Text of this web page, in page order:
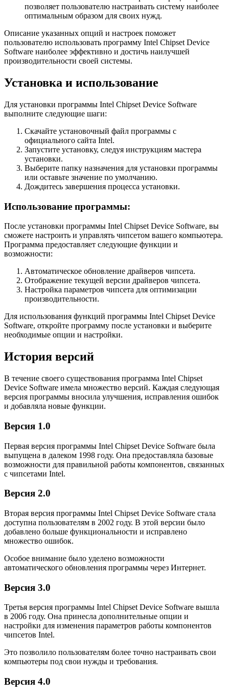
позволяет пользователю настраивать систему наиболее
оптимальным образом для своих нужд.
Описание указанных опций и настроек поможет
пользователю использовать программу Intel Chipset Device
Software наиболее эффективно и достичь наилучшей
производительности своей системы.
Установка и использование
Для установки программы Intel Chipset Device Software
выполните следующие шаги:
Скачайте установочный файл программы с
официального сайта Intel.
Запустите установку, следуя инструкциям мастера
установки.
Выберите папку назначения для установки программы
или оставьте значение по умолчанию.
Дождитесь завершения процесса установки.
Использование программы:
После установки программы Intel Chipset Device Software, вы
сможете настроить и управлять чипсетом вашего компьютера.
Программа предоставляет следующие функции и
возможности:
Автоматическое обновление драйверов чипсета.
Отображение текущей версии драйверов чипсета.
Настройка параметров чипсета для оптимизации
производительности.
Для использования функций программы Intel Chipset Device
Software, откройте программу после установки и выберите
необходимые опции и настройки.
История версий
В течение своего существования программа Intel Chipset
Device Software имела множество версий. Каждая следующая
версия программы вносила улучшения, исправления ошибок
и добавляла новые функции.
Версия 1.0
Первая версия программы Intel Chipset Device Software была
выпущена в далеком 1998 году. Она предоставляла базовые
возможности для правильной работы компонентов, связанных
с чипсетами Intel.
Версия 2.0
Вторая версия программы Intel Chipset Device Software стала
доступна пользователям в 2002 году. В этой версии было
добавлено больше функциональности и исправлено
множество ошибок.
Особое внимание было уделено возможности
автоматического обновления программы через Интернет.
Версия 3.0
Третья версия программы Intel Chipset Device Software вышла
в 2006 году. Она принесла дополнительные опции и
настройки для изменения параметров работы компонентов
чипсетов Intel.
Это позволило пользователям более точно настраивать свои
компьютеры под свои нужды и требования.
Версия 4.0